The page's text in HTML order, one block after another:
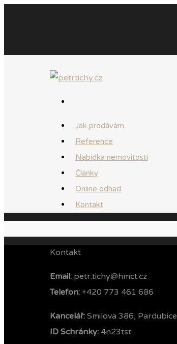
Jak prodávám
Reference
Nabídka nemovitostí
Články
Online odhad
Kontakt
Kontakt
Email: petr.tichy@hmct.cz
Telefon: ‭ +420 773 461 686‬
Kancelář: Smilova 386, Pardubice
ID Schránky: 4n23tst